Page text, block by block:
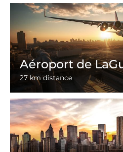
Aéroport de
27 km distance